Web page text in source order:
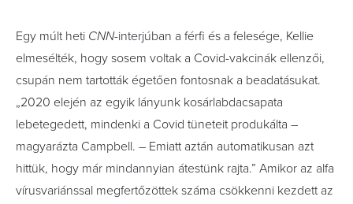
Egy múlt heti CNN-interjúban a férfi és a felesége, Kellie
elmesélték, hogy sosem voltak a Covid-vakcinák ellenzői,
csupán nem tartották égetően fontosnak a beadatásukat.
„2020 elején az egyik lányunk kosárlabdacsapata
lebetegedett, mindenki a Covid tüneteit produkálta –
magyarázta Campbell. – Emiatt aztán automatikusan azt
hittük, hogy már mindannyian átestünk rajta.” Amikor az alfa
vírusvariánssal megfertőzöttek száma csökkenni kezdett az